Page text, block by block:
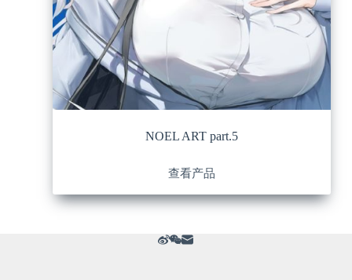
NOEL ART part.5
查看产品